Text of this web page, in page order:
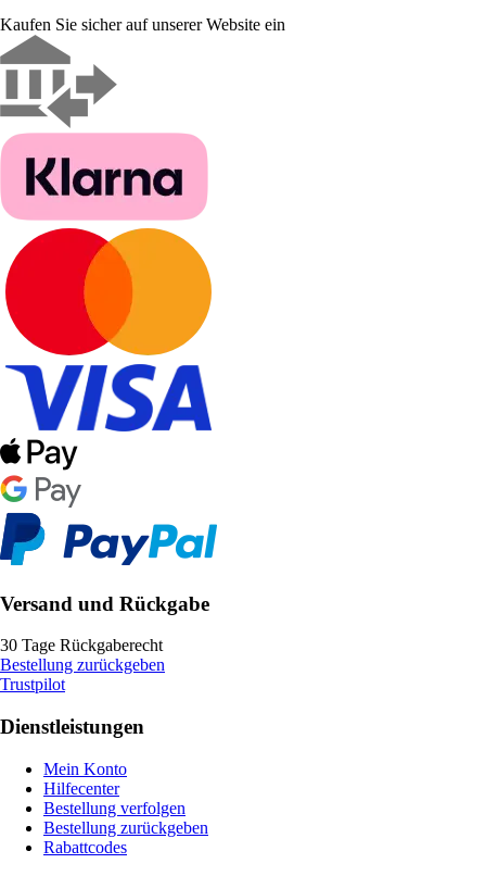
Kaufen Sie sicher auf unserer Website ein
Versand und Rückgabe
30 Tage Rückgaberecht
Bestellung zurückgeben
Trustpilot
Dienstleistungen
Mein Konto
Hilfecenter
Bestellung verfolgen
Bestellung zurückgeben
Rabattcodes